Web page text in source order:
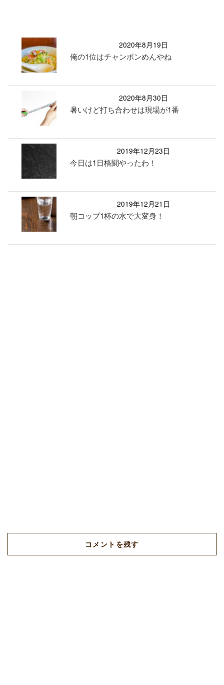
2020年8月19日
俺の1位はチャンポンめんやね
2020年8月30日
暑いけど打ち合わせは現場が1番
2019年12月23日
今日は1日格闘やったわ！
2019年12月21日
朝コップ1杯の水で大変身！
コメントを残す